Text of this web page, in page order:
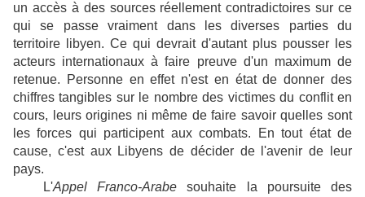
un accès à des sources réellement contradictoires sur ce
qui se passe vraiment dans les diverses parties du
territoire libyen. Ce qui devrait d'autant plus pousser les
acteurs internationaux à faire preuve d'un maximum de
retenue. Personne en effet n'est en état de donner des
chiffres tangibles sur le nombre des victimes du conflit en
cours, leurs origines ni même de faire savoir quelles sont
les forces qui participent aux combats. En tout état de
cause, c'est aux Libyens de décider de l'avenir de leur
pays.
L'Appel Franco-Arabe souhaite la poursuite des